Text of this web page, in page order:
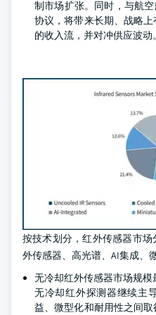
制市场扩张。同时，与航
协议，将带来长期、战略
的收入流，并对冲供应波动。
按技术划分，红外传感器市
外传感器、高光谱、AI集成、
无冷却红外传感器市场规模
无冷却红外探测器继续主
益、微型化和耐用性之间